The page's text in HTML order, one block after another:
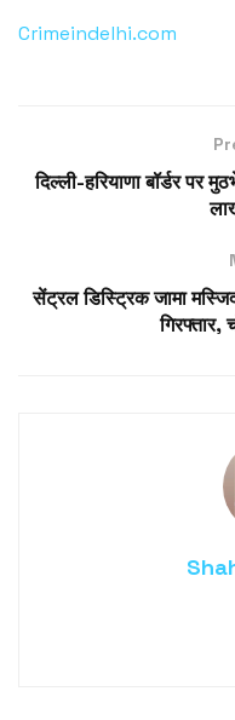
Crimeindelhi.com
दिल्ली-हरियाणा बॉर्डर पर
सेंट्रल डिस्ट्रिक जामा
गिरफ्तार,